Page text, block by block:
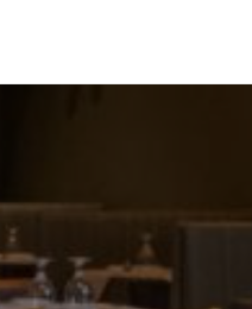
09:00
10:00
10:15
11:00